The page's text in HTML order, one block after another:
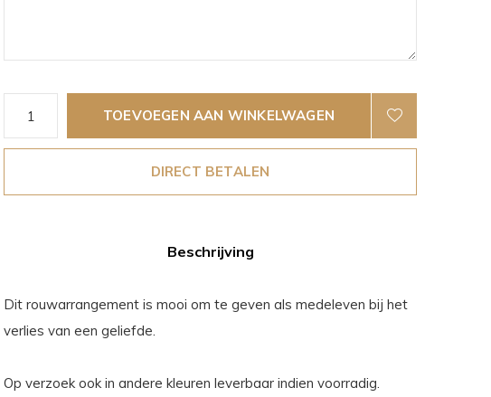
TOEVOEGEN AAN WINKELWAGEN
DIRECT BETALEN
Beschrijving
Dit rouwarrangement is mooi om te geven als medeleven bij het
verlies van een geliefde.
Op verzoek ook in andere kleuren leverbaar indien voorradig.